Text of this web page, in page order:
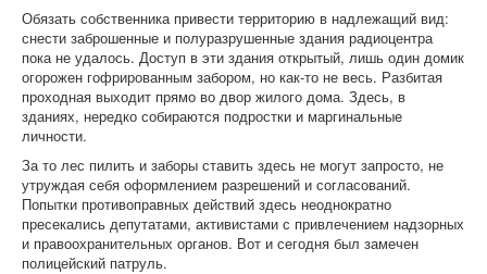
Обязать собственника привести территорию в надлежащий вид:
снести заброшенные и полуразрушенные здания радиоцентра
пока не удалось. Доступ в эти здания открытый, лишь один домик
огорожен гофрированным забором, но как-то не весь. Разбитая
проходная выходит прямо во двор жилого дома. Здесь, в
зданиях, нередко собираются подростки и маргинальные
личности.
За то лес пилить и заборы ставить здесь не могут запросто, не
утруждая себя оформлением разрешений и согласований.
Попытки противоправных действий здесь неоднократно
пресекались депутатами, активистами с привлечением надзорных
и правоохранительных органов. Вот и сегодня был замечен
полицейский патруль.